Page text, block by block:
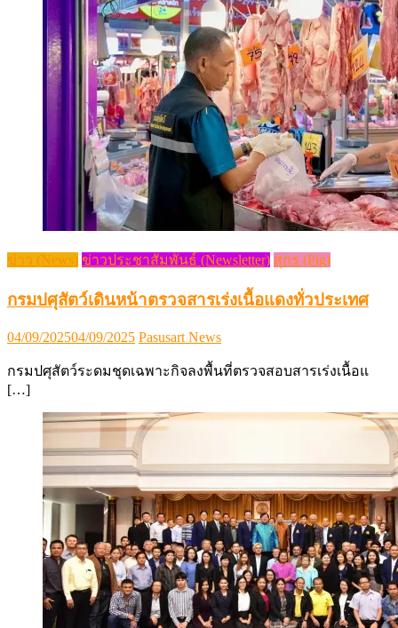
ข่าว (News) ข่าวประชาสัมพันธ์ (Newsletter) สุกร (Pig)
กรมปศุสัตว์เดินหน้าตรวจสารเร่งเนื้อแดงทั่วประเทศ
Posted
04/09/202504/09/2025 Author
Pasusart News
กรมปศุสัตว์ระดมชุดเฉพาะกิจลงพื้นที่ตรวจสอบสารเร่งเนื้อแ
[…]